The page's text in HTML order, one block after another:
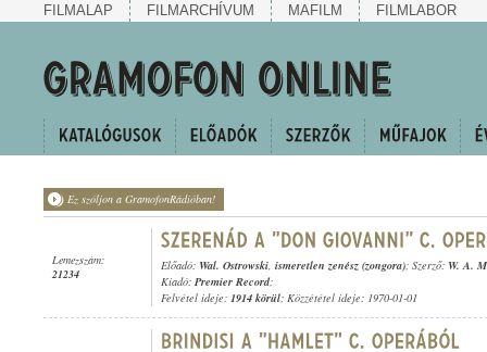
FILMALAP FILMARCHÍVUM MAFILM FILMLABOR
Ez szóljon a GramofonRádióban!
Lemezszám:
21234
Előadó: Wal. Ostrowski, ismeretlen zenész (zongora); Szerző: W. A.
Kiadó: Premier Record;
Felvétel ideje: 1914 körül; Közzététel ideje: 1970-01-01